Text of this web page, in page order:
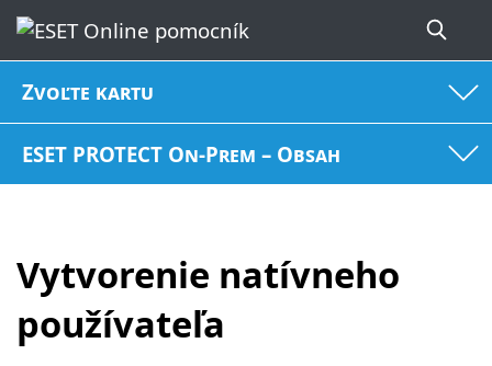
Zvoľte kartu
ESET PROTECT On-Prem – Obsah
Vytvorenie natívneho
používateľa